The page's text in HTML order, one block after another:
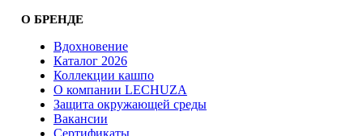
О БРЕНДЕ
Вдохновение
Каталог 2026
Коллекции кашпо
О компании LECHUZA
Защита окружающей среды
Вакансии
Сертификаты